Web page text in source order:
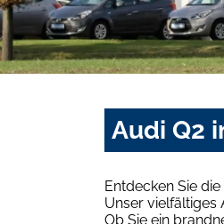
Audi Q2
Entdecken Sie
Unser vielfältiges
Ob Sie ein